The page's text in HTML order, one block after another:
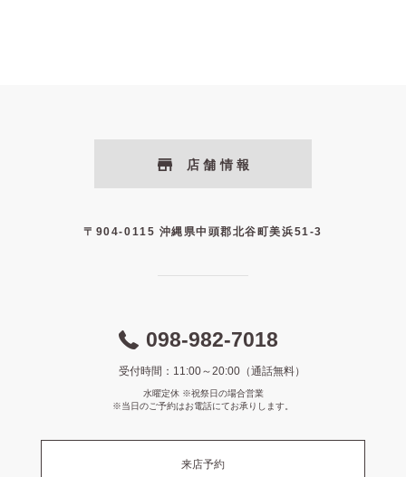
店舗情報
〒904-0115 沖縄県中頭郡北谷町美浜51-3
098-982-7018
受付時間：11:00～20:00（通話無料）
水曜定休 ※祝祭日の場合営業
※当日のご予約はお電話にてお承りします。
来店予約